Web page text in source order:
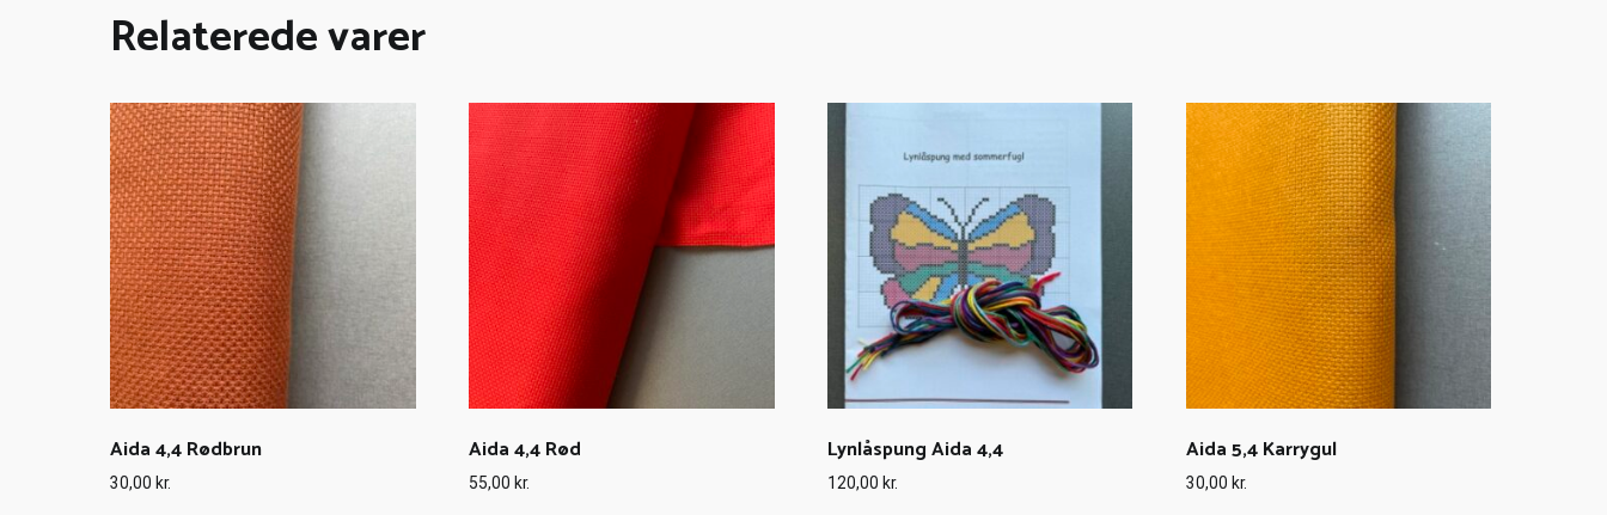
Relaterede varer
Aida 4,4 Rødbrun
30,00 kr.
Aida 4,4 Rød
55,00 kr.
Lynlåspung Aida 4,4
120,00 kr.
Aida 5,4 Karrygul
30,00 kr.